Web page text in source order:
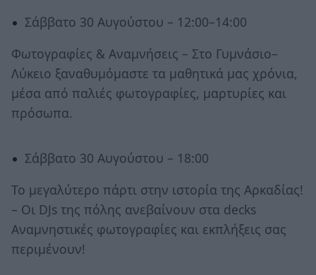
Σάββατο 30 Αυγούστου – 12:00–14:00
Φωτογραφίες & Αναμνήσεις – Στο Γυμνάσιο–
Λύκειο ξαναθυμόμαστε τα μαθητικά μας χρόνια,
μέσα από παλιές φωτογραφίες, μαρτυρίες και
πρόσωπα.
Σάββατο 30 Αυγούστου – 18:00
Το μεγαλύτερο πάρτι στην ιστορία της Αρκαδίας!
– Οι DJs της πόλης ανεβαίνουν στα decks
Αναμνηστικές φωτογραφίες και εκπλήξεις σας
περιμένουν!